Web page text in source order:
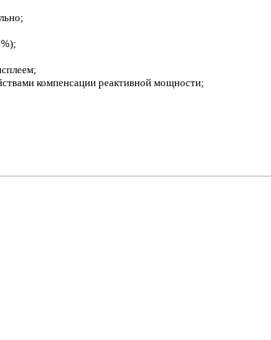
компенсации реактивной мощности;